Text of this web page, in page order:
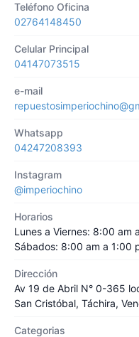
Teléfono Oficina
02764148450
Celular Principal
04147073515
e-mail
Whatsapp
04247208393
Instagram
@imperiochino
Horarios
Lunes a Viernes: 8:00 am
Sábados: 8:00 am a 1:00
Dirección
Av 19 de Abril N° 0-365
San Cristóbal, Táchira,
Categorias